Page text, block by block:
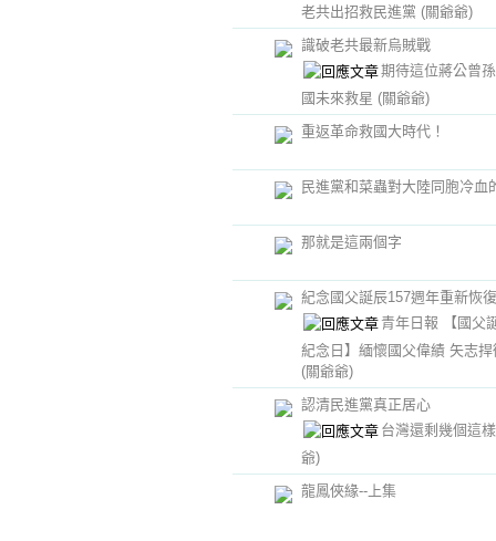
老共出招救民進黨 (關爺爺)
識破老共最新烏賊戰
期待這位蔣公曾
國未來救星 (關爺爺)
重返革命救國大時代！
民進黨和菜蟲對大陸同胞冷血
那就是這兩個字
紀念國父誕辰157週年重新恢
青年日報 【國父
紀念日】緬懷國父偉績 矢志
(關爺爺)
認清民進黨真正居心
台灣還剩幾個這
爺)
龍鳳俠緣--上集